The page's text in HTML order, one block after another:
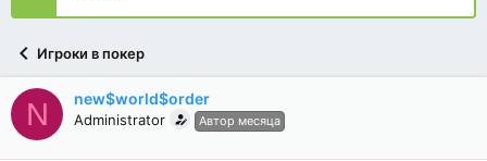
Игроки в покер
N new$world$order
Administrator Автор месяца